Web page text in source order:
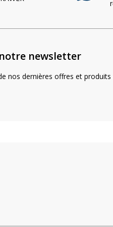
conviennent à
adaptée à votre tracteur
newsletter
nos dernières offres et produits